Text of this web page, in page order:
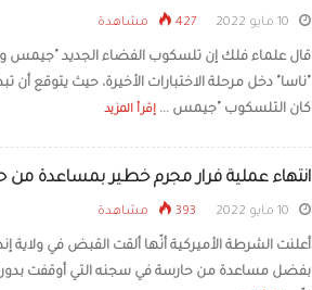
427 مشاهدة
قال علماء فلك إن تلسكوب الفضاء الجديد "جيمس
"ناسا" دخل مرحلة الاختبارات الأخيرة، حيث يتوقع أن
كان التلسكوب "جيمس ... إقرأ المزيد
انتهاء عملية فرار مجرم خطير بمساعدة من
393 مشاهدة
بفضل مساعدة من حارسة في سجنه التي أوقفت